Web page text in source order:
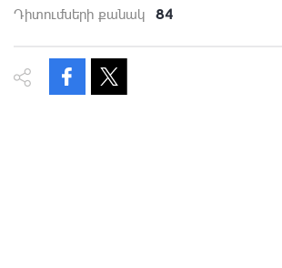
Դիտումների քանակ 84